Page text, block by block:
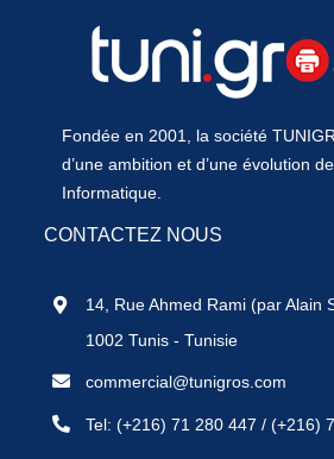
Fondée en 2001, la société
d’une ambition et d’une évolution
Informatique.
CONTACTEZ NOUS
14, Rue Ahmed Rami (par Alain
1002 Tunis - Tunisie
commercial@tunigros.com
Tel:(+216) 71 280 447 /(+216)